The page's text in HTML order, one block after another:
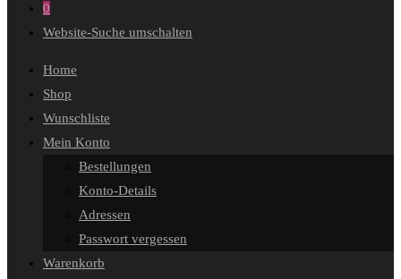
0
Website-Suche umschalten
Home
Shop
Wunschliste
Mein Konto
Bestellungen
Konto-Details
Adressen
Passwort vergessen
Warenkorb